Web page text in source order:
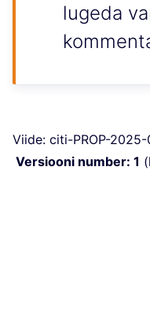
lugeda
Viide: citi-PROP-
Versiooni number: 1